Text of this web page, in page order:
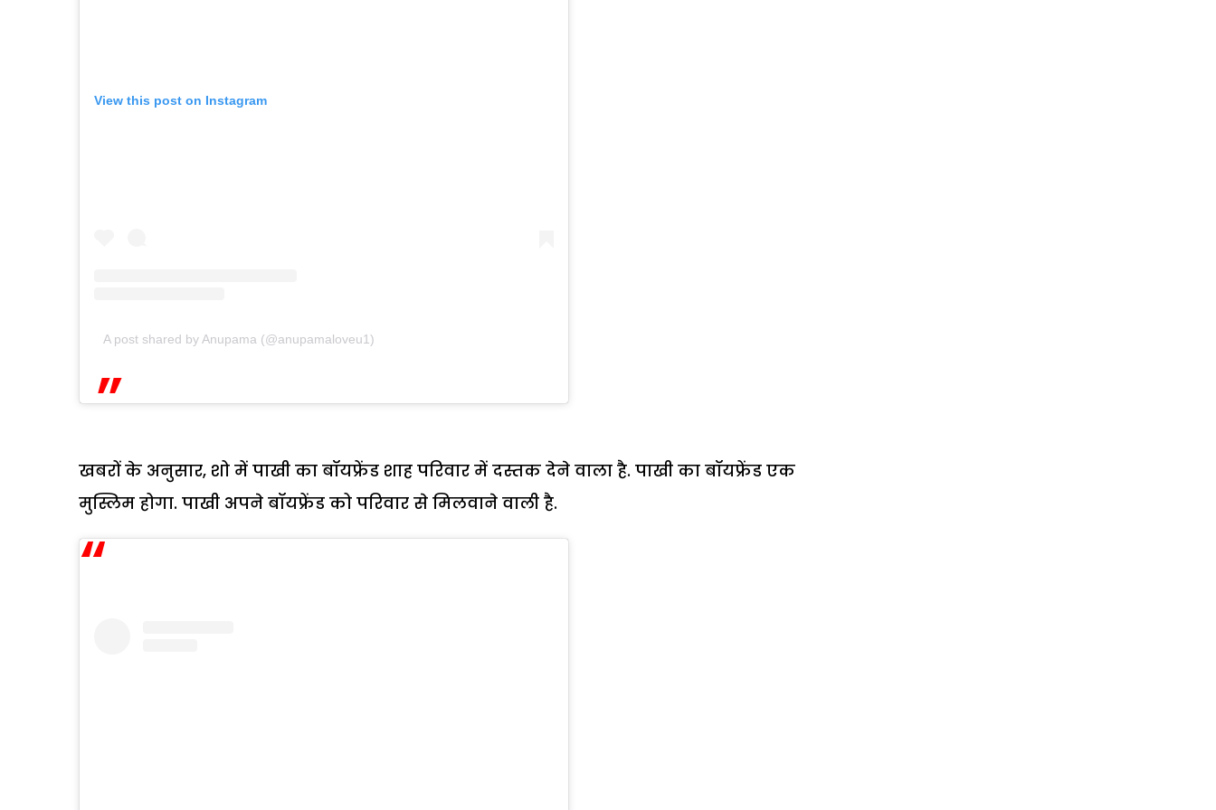
View this post on Instagram
A post shared by Anupama (@anupamaloveu1)
खबरों के अनुसार, शो में पाखी का बॉयफ्रेंड शाह परिवार में दस्तक देने वाला है. पाखी का बॉयफ्रेंड एक
मुस्लिम होगा. पाखी अपने बॉयफ्रेंड को परिवार से मिलवाने वाली है.